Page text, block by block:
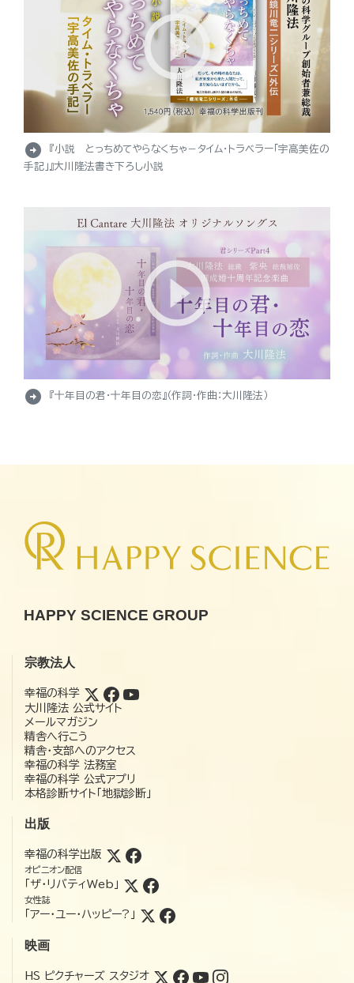
arrow_circle_right
『小説 とっちめてやらなくちゃ－タイム・トラベラー「宇高美佐の
手記」』大川隆法書き下ろし小説
arrow_circle_right 『十年目の君・十年目の恋』（作詞・作曲：大川隆法）
HAPPY SCIENCE GROUP
宗教法人
幸福の科学
大川隆法 公式サイト
メールマガジン
精舎へ行こう
精舎・支部へのアクセス
幸福の科学 法務室
幸福の科学 公式アプリ
本格診断サイト「地獄診断」
出版
幸福の科学出版
オピニオン配信
「ザ・リバティWeb」
女性誌
「アー・ユー・ハッピー?」
映画
HS ピクチャーズ スタジオ